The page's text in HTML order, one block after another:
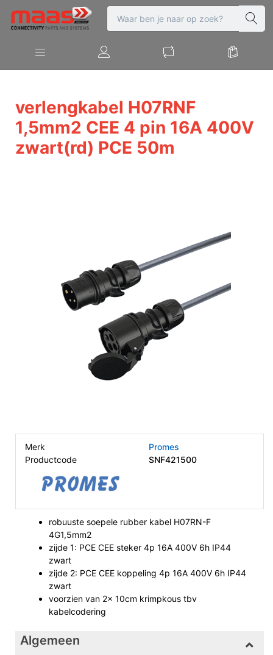
verlengkabel H07RNF
1,5mm2 CEE 4 pin 16A 400V
zwart(rd) PCE 50m
Merk
Promes
Productcode
SNF421500
robuuste soepele rubber kabel H07RN-F
4G1,5mm2
zijde 1: PCE CEE steker 4p 16A 400V 6h IP44
zwart
zijde 2: PCE CEE koppeling 4p 16A 400V 6h IP44
zwart
voorzien van 2x 10cm krimpkous tbv
kabelcodering
Algemeen